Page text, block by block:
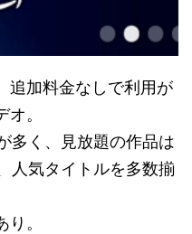
追加料金なしで利用が
。
多く、見放題の作品は
人気タイトルを多数揃
。